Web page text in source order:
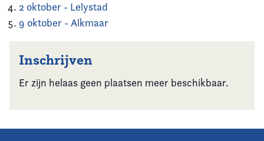
2 oktober - Lelystad
9 oktober - Alkmaar
Inschrijven
Er zijn helaas geen plaatsen meer beschikbaar.